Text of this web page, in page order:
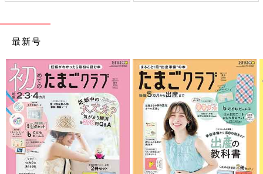
【小児科医リレーエ
で寝転がって読んで
みよう
一員です
最新号